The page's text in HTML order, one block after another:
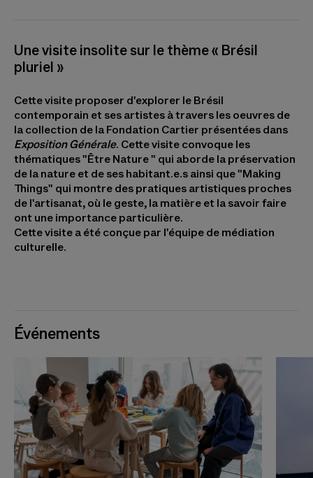
Une visite insolite sur le thème « Brésil
pluriel »
Cette visite proposer d'explorer le Brésil
contemporain et ses artistes à travers les oeuvres de
la collection de la Fondation Cartier présentées dans
Exposition Générale. Cette visite convoque les
thématiques "Être Nature " qui aborde la préservation
de la nature et de ses habitant.e.s ainsi que "Making
Things" qui montre des pratiques artistiques proches
de l'artisanat, où le geste, la matière et la savoir faire
ont une importance particulière.
Cette visite a été conçue par l'équipe de médiation
culturelle.
Événements